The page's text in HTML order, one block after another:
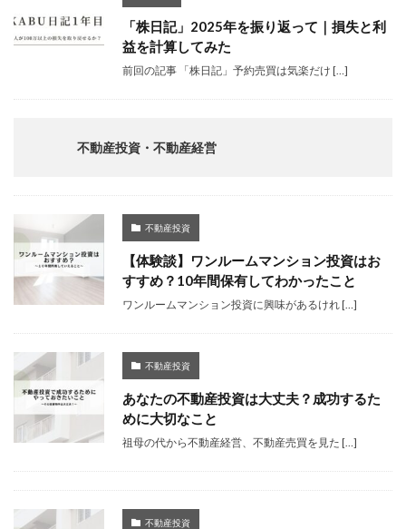
「株日記」2025年を振り返って｜損失と利
益を計算してみた
前回の記事 「株日記」予約売買は気楽だけ […]
不動産投資・不動産経営
不動産投資
【体験談】ワンルームマンション投資はお
すすめ？10年間保有してわかったこと
ワンルームマンション投資に興味があるけれ […]
不動産投資
あなたの不動産投資は大丈夫？成功するた
めに大切なこと
祖母の代から不動産経営、不動産売買を見た […]
不動産投資